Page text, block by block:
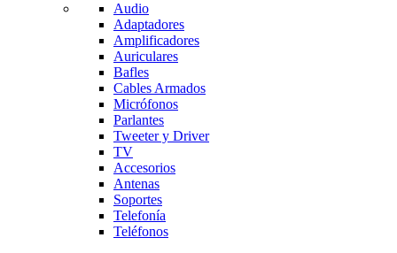
Audio
Adaptadores
Amplificadores
Auriculares
Bafles
Cables Armados
Micrófonos
Parlantes
Tweeter y Driver
TV
Accesorios
Antenas
Soportes
Telefonía
Teléfonos